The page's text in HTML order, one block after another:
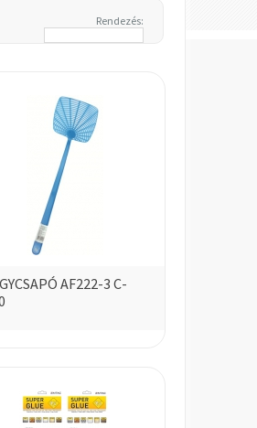
Rendezés:
AF222-3 C-